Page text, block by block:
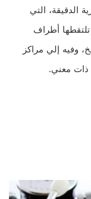
الدقيقة، التي
أطراف
وفيه إلي مراكز
معني.